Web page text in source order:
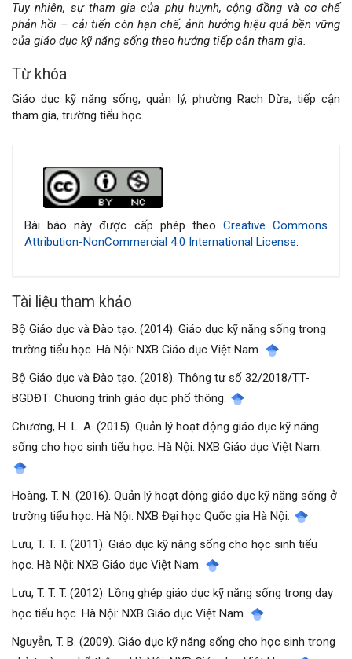
Tuy nhiên, sự tham gia của phụ huynh, cộng đồng và cơ chế
phản hồi – cải tiến còn hạn chế, ảnh hưởng hiệu quả bền vững
của giáo dục kỹ năng sống theo hướng tiếp cận tham gia.
Từ khóa
Giáo dục kỹ năng sống, quản lý, phường Rạch Dừa, tiếp cận
tham gia, trường tiểu học.
bài
Bài báo này được cấp phép theo Creative Commons
Attribution-NonCommercial 4.0 International License.
Tài liệu tham khảo
Bộ Giáo dục và Đào tạo. (2014). Giáo dục kỹ năng sống trong
trường tiểu học. Hà Nội: NXB Giáo dục Việt Nam.
Bộ Giáo dục và Đào tạo. (2018). Thông tư số 32/2018/TT-
BGDĐT: Chương trình giáo dục phổ thông.
Chương, H. L. A. (2015). Quản lý hoạt động giáo dục kỹ năng
sống cho học sinh tiểu học. Hà Nội: NXB Giáo dục Việt Nam.
Hoàng, T. N. (2016). Quản lý hoạt động giáo dục kỹ năng sống ở
trường tiểu học. Hà Nội: NXB Đại học Quốc gia Hà Nội.
Lưu, T. T. T. (2011). Giáo dục kỹ năng sống cho học sinh tiểu
học. Hà Nội: NXB Giáo dục Việt Nam.
Lưu, T. T. T. (2012). Lồng ghép giáo dục kỹ năng sống trong dạy
học tiểu học. Hà Nội: NXB Giáo dục Việt Nam.
Nguyễn, T. B. (2009). Giáo dục kỹ năng sống cho học sinh trong